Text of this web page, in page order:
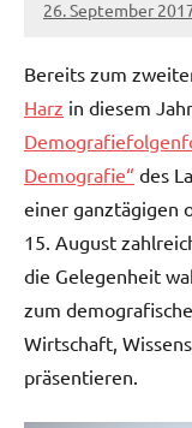
26. September
Bereits zum
Harz in diesem
Demografie“ des
einer ganztägigen
15. August
die Gelegenheit
zum
Wirtschaft,
präsentieren.